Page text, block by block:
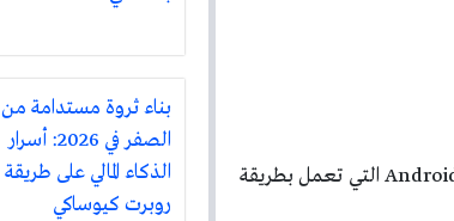
وستُترجم “خوارزميات السعال والشخير” هذه إلى ميزة “المراقبة بجانب السرير” على أجهزة Android التي تعمل بطريقة
بناء ثروة مستدامة من
الصفر في 2026: أسرار
الذكاء المالي على طريقة
روبرت كيوساكي